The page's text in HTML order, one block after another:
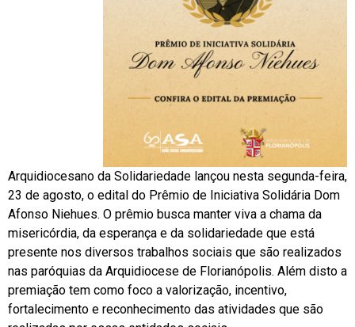
Arquidiocesano da Solidariedade lançou nesta segunda-feira,
23 de agosto, o edital do Prêmio de Iniciativa Solidária Dom
Afonso Niehues. O prêmio busca manter viva a chama da
misericórdia, da esperança e da solidariedade que está
presente nos diversos trabalhos sociais que são realizados
nas paróquias da Arquidiocese de Florianópolis. Além disto a
premiação tem como foco a valorização, incentivo,
fortalecimento e reconhecimento das atividades que são